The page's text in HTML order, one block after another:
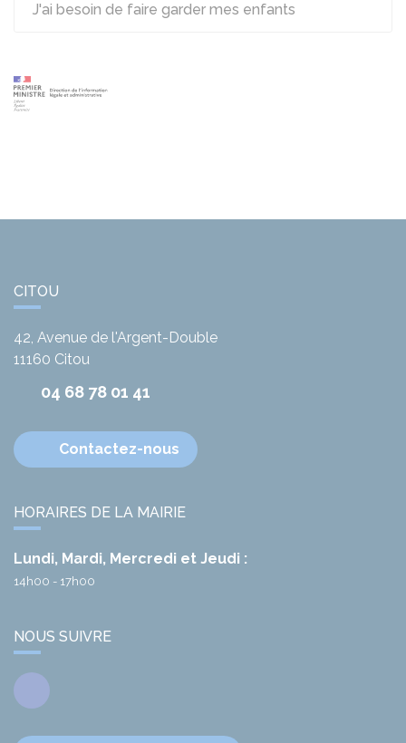
J'ai besoin de faire garder mes enfants
CITOU
42, Avenue de l'Argent-Double
11160 Citou
04 68 78 01 41
Contactez-nous
HORAIRES DE LA MAIRIE
Lundi, Mardi, Mercredi et Jeudi :
14h00 - 17h00
NOUS SUIVRE
Facebook